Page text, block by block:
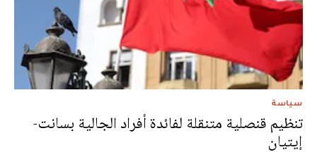
سياسة
تنظيم قنصلية متنقلة لفائدة أفراد الجالية بسانت-
إيتيان